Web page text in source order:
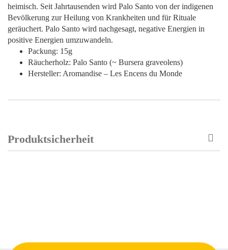
heimisch. Seit Jahrtausenden wird Palo Santo von der indigenen
Bevölkerung zur Heilung von Krankheiten und für Rituale
geräuchert. Palo Santo wird nachgesagt, negative Energien in
positive Energien umzuwandeln.
Packung: 15g
Räucherholz: Palo Santo (~ Bursera graveolens)
Hersteller: Aromandise – Les Encens du Monde
Produktsicherheit